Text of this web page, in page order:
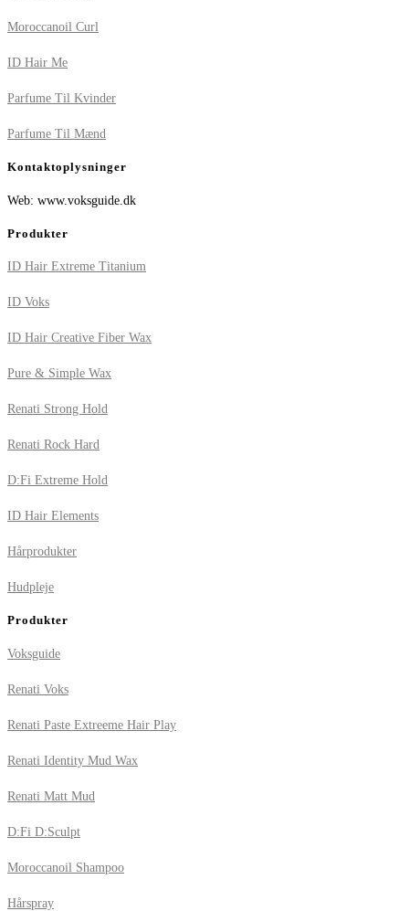
Moroccanoil Curl
ID Hair Me
Parfume Til Kvinder
Parfume Til Mænd
Kontaktoplysninger
Web: www.voksguide.dk
Produkter
ID Hair Extreme Titanium
ID Voks
ID Hair Creative Fiber Wax
Pure & Simple Wax
Renati Strong Hold
Renati Rock Hard
D:Fi Extreme Hold
ID Hair Elements
Hårprodukter
Hudpleje
Produkter
Voksguide
Renati Voks
Renati Paste Extreeme Hair Play
Renati Identity Mud Wax
Renati Matt Mud
D:Fi D:Sculpt
Moroccanoil Shampoo
Hårspray